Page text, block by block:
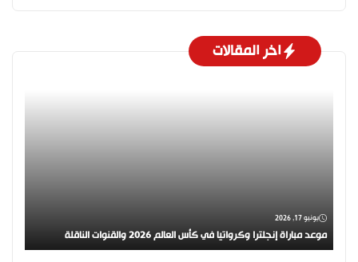
اخر المقالات
يونيو 17, 2026
موعد مباراة إنجلترا وكرواتيا في كأس العالم 2026 والقنوات الناقلة